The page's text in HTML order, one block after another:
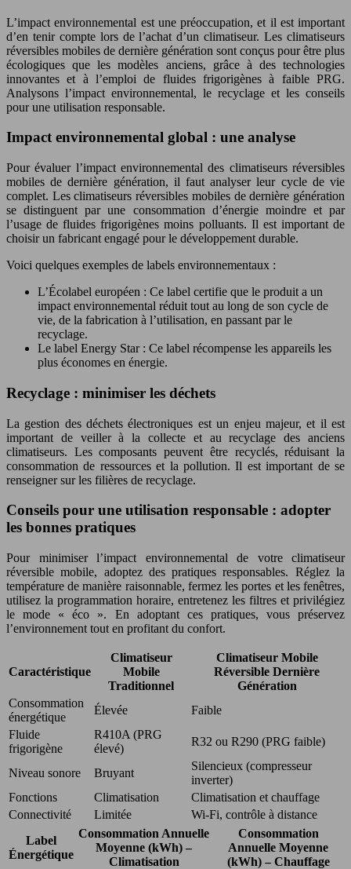
L’impact environnemental est une préoccupation, et il est important
d’en tenir compte lors de l’achat d’un climatiseur. Les climatiseurs
réversibles mobiles de dernière génération sont conçus pour être plus
écologiques que les modèles anciens, grâce à des technologies
innovantes et à l’emploi de fluides frigorigènes à faible PRG.
Analysons l’impact environnemental, le recyclage et les conseils
pour une utilisation responsable.
Impact environnemental global : une analyse
Pour évaluer l’impact environnemental des climatiseurs réversibles
mobiles de dernière génération, il faut analyser leur cycle de vie
complet. Les climatiseurs réversibles mobiles de dernière génération
se distinguent par une consommation d’énergie moindre et par
l’usage de fluides frigorigènes moins polluants. Il est important de
choisir un fabricant engagé pour le développement durable.
Voici quelques exemples de labels environnementaux :
L’Écolabel européen : Ce label certifie que le produit a un
impact environnemental réduit tout au long de son cycle de
vie, de la fabrication à l’utilisation, en passant par le
recyclage.
Le label Energy Star : Ce label récompense les appareils les
plus économes en énergie.
Recyclage : minimiser les déchets
La gestion des déchets électroniques est un enjeu majeur, et il est
important de veiller à la collecte et au recyclage des anciens
climatiseurs. Les composants peuvent être recyclés, réduisant la
consommation de ressources et la pollution. Il est important de se
renseigner sur les filières de recyclage.
Conseils pour une utilisation responsable : adopter
les bonnes pratiques
Pour minimiser l’impact environnemental de votre climatiseur
réversible mobile, adoptez des pratiques responsables. Réglez la
température de manière raisonnable, fermez les portes et les fenêtres,
utilisez la programmation horaire, entretenez les filtres et privilégiez
le mode « éco ». En adoptant ces pratiques, vous préservez
l’environnement tout en profitant du confort.
Caractéristique
Climatiseur
Mobile
Traditionnel
Climatiseur Mobile
Réversible Dernière
Génération
Consommation
énergétique
Élevée
Faible
Fluide
frigorigène
R410A (PRG
élevé)
R32 ou R290 (PRG faible)
Niveau sonore Bruyant
Silencieux (compresseur
inverter)
Fonctions
Climatisation
Climatisation et chauffage
Connectivité
Limitée
Wi-Fi, contrôle à distance
Label
Énergétique
Consommation Annuelle
Moyenne (kWh) –
Climatisation
Consommation
Annuelle Moyenne
(kWh) – Chauffage